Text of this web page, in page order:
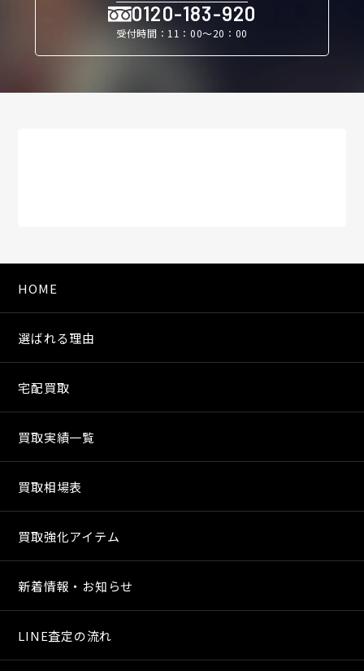
0120-183-920
受付時間：11：00〜20：00
HOME
選ばれる理由
宅配買取
買取実績一覧
買取相場表
買取強化アイテム
新着情報・お知らせ
LINE査定の流れ